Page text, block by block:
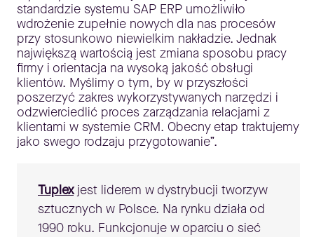
standardzie systemu SAP ERP umożliwiło
wdrożenie zupełnie nowych dla nas procesów
przy stosunkowo niewielkim nakładzie. Jednak
największą wartością jest zmiana sposobu pracy
firmy i orientacja na wysoką jakość obsługi
klientów. Myślimy o tym, by w przyszłości
poszerzyć zakres wykorzystywanych narzędzi i
odzwierciedlić proces zarządzania relacjami z
klientami w systemie CRM. Obecny etap traktujemy
jako swego rodzaju przygotowanie”.
Tuplexjest liderem w dystrybucji tworzyw
sztucznych w Polsce. Na rynku działa od
1990 roku. Funkcjonuje w oparciu o sieć